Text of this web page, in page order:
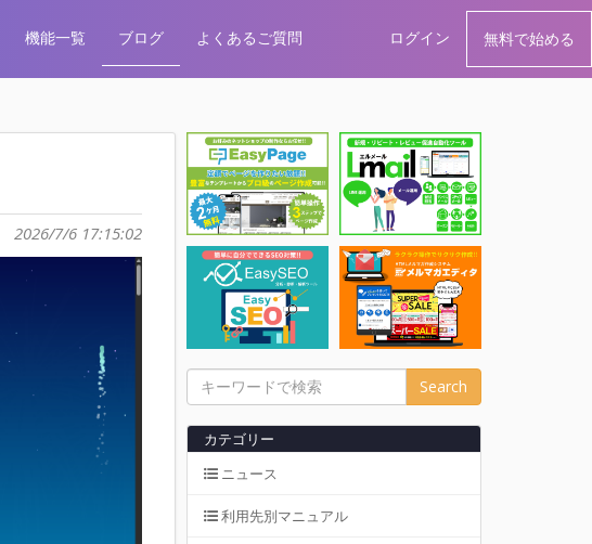
機能一覧 ブログ よくあるご質問 ログイン 無料で始める
2026/7/6 17:15:02
Search
カテゴリー
ニュース
利用先別マニュアル